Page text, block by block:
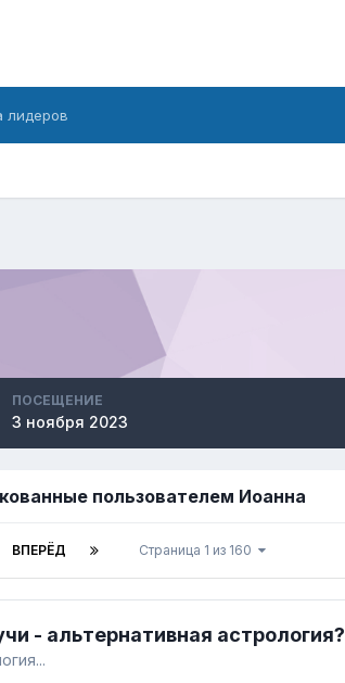
лидеров
ПОСЕЩЕНИЕ
3 ноября 2023
пользователем Иоанна
ВПЕРЁД Страница 1 из 160
- альтернативная астрология?